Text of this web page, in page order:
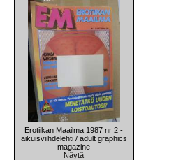
Erotiikan Maailma 1987 nr 2 -
aikuisviihdelehti / adult graphics
magazine
Näytä